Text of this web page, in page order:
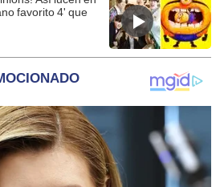
favorito 4' que